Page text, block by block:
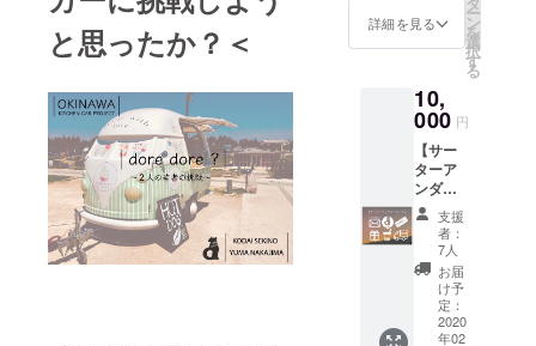
と思ったか？＜
ご覧く
時、ご
希望のT
の種類
（①〜
④）、
サイズ
をお選
びくだ
さい。
e
dore?」
カー
セット
③ポテ
ト/ドリ
ンク引
換券×4
④あな
たのお
名前を
キッチ
ンカー
に載せ
ます
詳細を見る ー
ン
を
選
択
す
る
10,
000 円
【サー
ターア
ンダ
ギー
セッ
ト】 ①
感謝の
気持ち
を込め
たお手
支援
者：
7人
お届
け予
定：
2020
年02